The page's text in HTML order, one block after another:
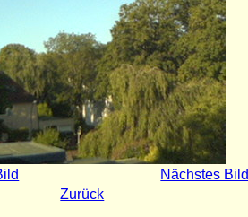
Nächstes Bild
Zurück